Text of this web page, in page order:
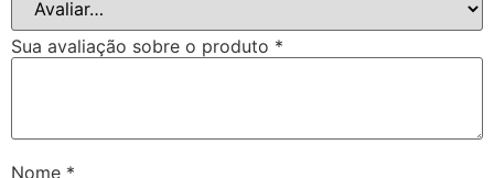
Sua avaliação sobre o produto *
Nome *